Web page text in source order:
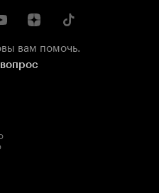
вам помочь.